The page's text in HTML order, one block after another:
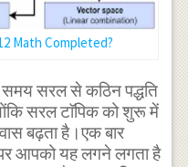
Math Completed?
सरल से कठिन पद्धति
सरल टाॅपिक को शुरू में
बढ़ता है।एक बार
आपको यह लगने लगता है